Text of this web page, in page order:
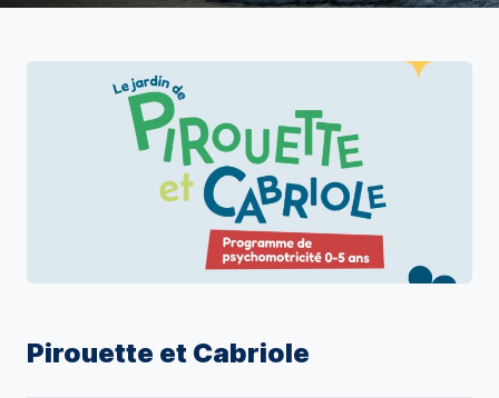
Pirouette et Cabriole